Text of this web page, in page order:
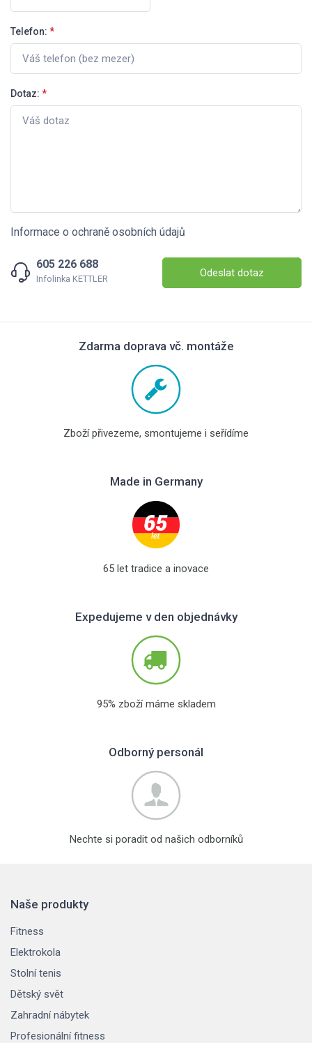
Telefon: *
Dotaz: *
Informace o ochraně osobních údajů
605 226 688
Infolinka KETTLER Odeslat dotaz
Zdarma doprava vč. montáže
Zboží přivezeme, smontujeme i seřídíme
Made in Germany
65 let tradice a inovace
Expedujeme v den objednávky
95% zboží máme skladem
Odborný personál
Nechte si poradit od našich odborníků
Naše produkty
Fitness
Elektrokola
Stolní tenis
Dětský svět
Zahradní nábytek
Profesionální fitness